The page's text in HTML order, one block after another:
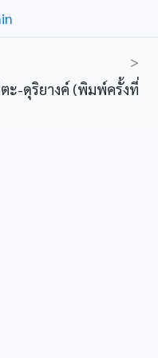
>
ะ-ดุริยางค์ (พิมพ์ครั้งที่